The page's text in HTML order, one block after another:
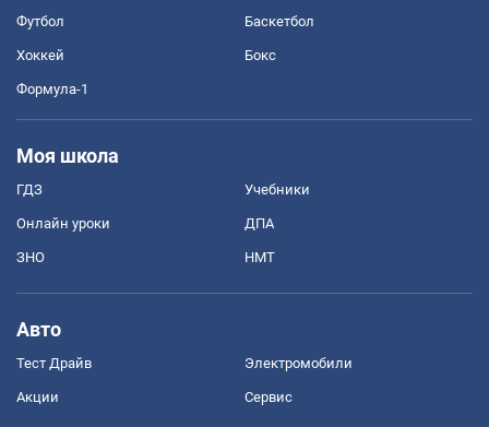
Футбол Баскетбол
Хоккей Бокс
Формула-1
Моя школа
ГДЗ Учебники
Онлайн уроки ДПА
ЗНО НМТ
Авто
Тест Драйв Электромобили
Акции Сервис